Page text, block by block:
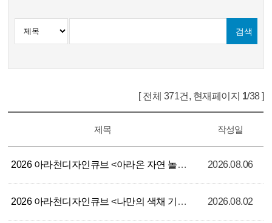
[ 전체 371건, 현재페이지 1/38 ]
제목 작성일
2026 아라천디자인큐브 <아라온 자연 놀이터＞참여자 모집 2026.08.06
2026 아라천디자인큐브 <나만의 색채 기록 - 엽서 컬러링> 참여자 모집 2026.08.02